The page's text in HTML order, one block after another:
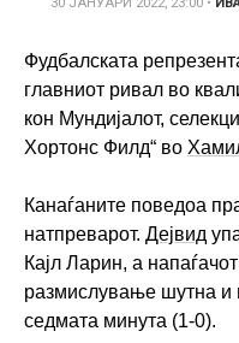
30 ЈАНУАРИ 2022, 23:00 •
Фудбалската
главниот ривал во
кон Мундијалот,
Хортонс Филд“ во
Канаѓаните поведоа
натпреварот. Дејвид
Кајл Ларин, а
размислување шутна и
седмата минута (1-0).